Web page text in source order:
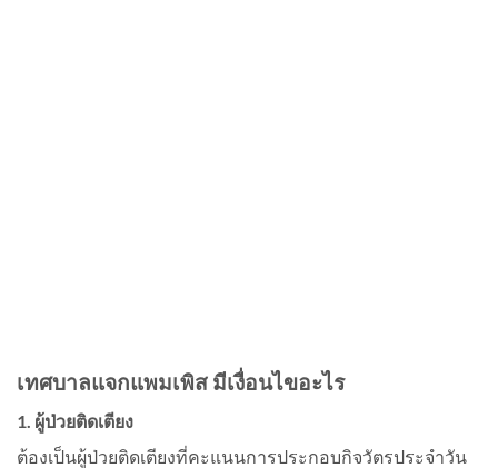
เทศบาลแจกแพมเพิส มีเงื่อนไขอะไร
1. ผู้ป่วยติดเตียง
ต้องเป็นผู้ป่วยติดเตียงที่คะแนนการประกอบกิจวัตรประจำวัน